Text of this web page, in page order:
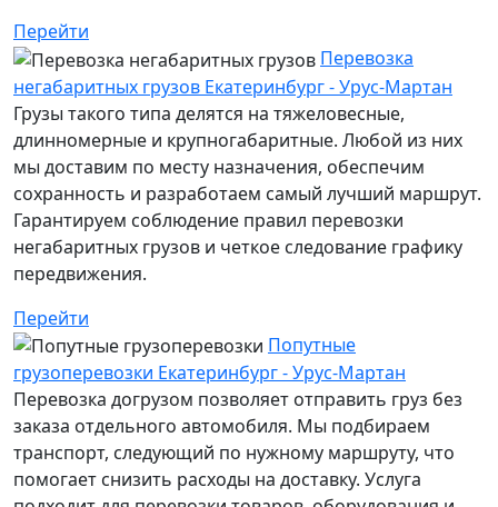
Перейти
Перевозка
негабаритных грузов Екатеринбург - Урус-Мартан
Грузы такого типа делятся на тяжеловесные,
длинномерные и крупногабаритные. Любой из них
мы доставим по месту назначения, обеспечим
сохранность и разработаем самый лучший маршрут.
Гарантируем соблюдение правил перевозки
негабаритных грузов и четкое следование графику
передвижения.
Перейти
Попутные
грузоперевозки Екатеринбург - Урус-Мартан
Перевозка догрузом позволяет отправить груз без
заказа отдельного автомобиля. Мы подбираем
транспорт, следующий по нужному маршруту, что
помогает снизить расходы на доставку. Услуга